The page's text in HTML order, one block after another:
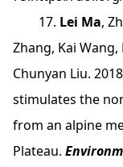
17. Lei Ma,
Zhang, Kai Wang,
Chunyan Liu.
stimulates the
from an alpine
Plateau.